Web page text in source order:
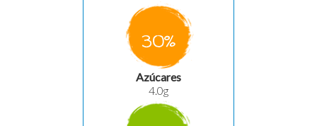
30%
Azúcares
4.0g